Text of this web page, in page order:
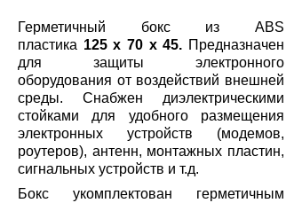
Герметичный бокс из ABS
пластика 125 x 70 x 45. Предназначен
для защиты электронного
оборудования от воздействий внешней
среды. Снабжен диэлектрическими
стойками для удобного размещения
электронных устройств (модемов,
роутеров), антенн, монтажных пластин,
сигнальных устройств и т.д.
Бокс укомплектован герметичным